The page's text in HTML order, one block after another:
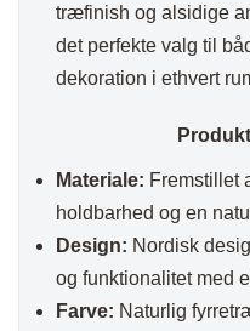
træfinish og alsidige
det perfekte valg til
dekoration i ethvert
Materiale: Fremstillet
holdbarhed og en
Design: Nordisk
og funktionalitet med
Farve: Naturlig